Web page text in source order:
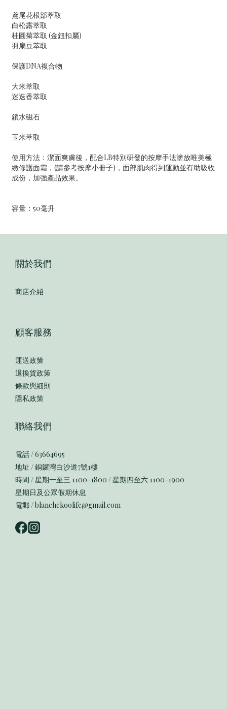
鳶尾花根部萃取
白松露萃取
桂圓菊萃取 (金鈕扣屬)
羽扇豆萃取
保護DNA複合物
大米萃取
迷迭香萃取
鎖水磁石
玉米萃取
使用方法：潔面爽膚後，配合LB特別研發的按摩手法塗放唯美極
緻修護面霜，(請參考按摩小冊子)，面部肌肉得到運動並有助吸收
成份，加強產品效果。
容量：50毫升
關於我們
商店介紹
顧客服務
運送政策
退換貨政策
條款與細則
隱私政策
聯絡我們
電話 / 63664695
地址 / 銅鑼灣白沙道7號1樓
時間 / 星期一至三 1100-1800 / 星期四至六 1100-1900
星期日及公眾假期休息
電郵 / blanchekoolife@gmail.com